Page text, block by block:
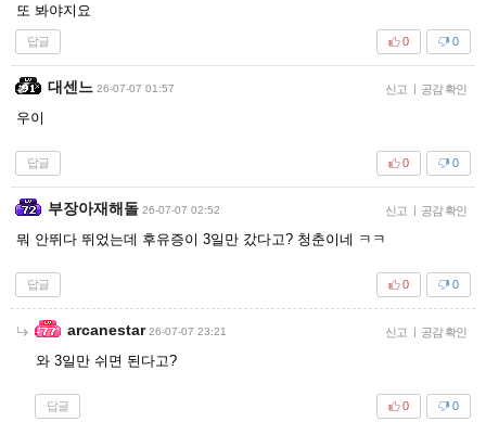
또 봐야지요
답글 0
0
대센느 26-07-07 01:57 신고 | 공감 확인
우이
답글 0
0
부장아재해돌 26-07-07 02:52 신고 | 공감 확인
뭐 안뛰다 뛰었는데 후유증이 3일만 갔다고? 청춘이네 ㅋㅋ
답글 0
0
arcanestar 26-07-07 23:21 신고 | 공감 확인
와 3일만 쉬면 된다고?
답글 0
0